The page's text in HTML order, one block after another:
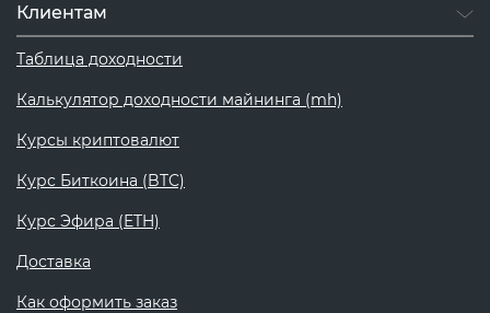
Клиентам
Таблица доходности
Калькулятор доходности майнинга (mh)
Курсы криптовалют
Курс Биткоина (BTC)
Курс Эфира (ETH)
Доставка
Как оформить заказ